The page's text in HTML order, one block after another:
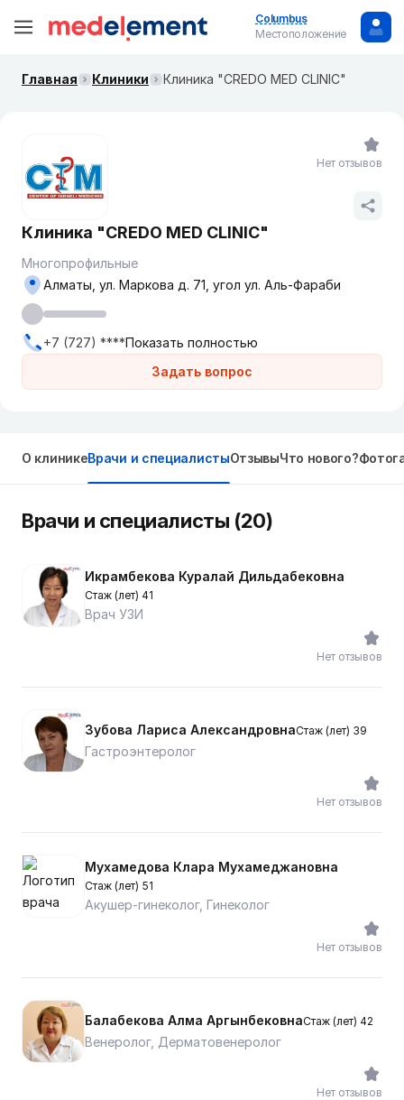
Columbus
Местоположение
Главная Клиники Клиника "CREDO MED CLINIC"
Клиника "CREDO MED CLINIC"
Многопрофильные
Задать вопрос
Алматы, ул. Маркова д. 71, угол ул. Аль-Фараби
+7 (727) ****Показать полностью
Нет отзывов
О клиникеВрачи и специалистыОтзывыЧто нового?
Врачи и специалисты (20)
Икрамбекова Куралай Дильдабековна
Стаж (лет) 41
Врач УЗИ
Нет отзывов
Зубова Лариса АлександровнаСтаж (лет) 39
Гастроэнтеролог
Нет отзывов
Мухамедова Клара Мухамеджановна
Стаж (лет) 51
Акушер-гинеколог, Гинеколог
Нет отзывов
Балабекова Алма АргынбековнаСтаж (лет) 42
Венеролог, Дерматовенеролог
Нет отзывов